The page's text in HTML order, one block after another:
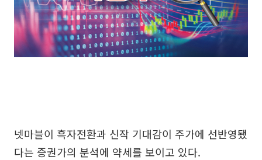
넷마블이 흑자전환과 신작 기대감이 주가에 선반영됐
다는 증권가의 분석에 약세를 보이고 있다.